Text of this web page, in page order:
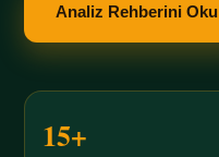
Analiz Rehberini Oku
15+